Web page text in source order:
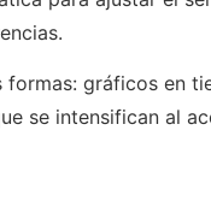
gráficos en
se intensifican al